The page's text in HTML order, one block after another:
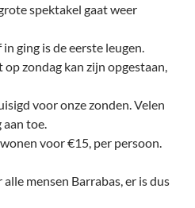
spektakel gaat weer
ging is de eerste leugen.
zondag kan zijn opgestaan,
voor onze zonden. Velen
aan toe.
voor €15, per persoon.
mensen Barrabas, er is dus